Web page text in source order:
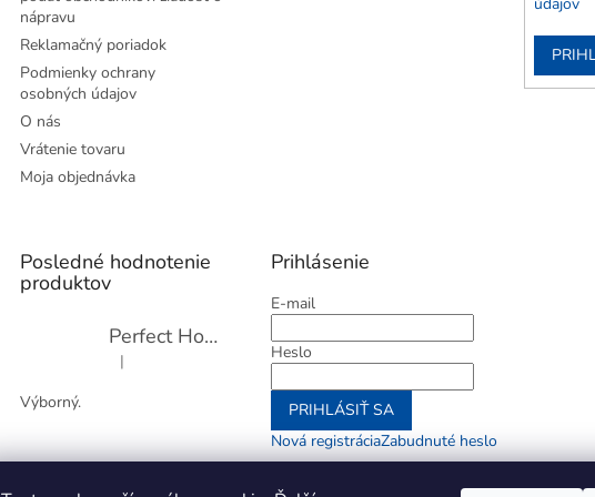
nápravu
Reklamačný poriadok
Podmienky ochrany
osobných údajov
O nás
Vrátenie tovaru
Moja objednávka
Posledné hodnotenie
produktov
Perfect Home Tĺčik na mäso so sekáčikom, 56893
Hodnotenie produktu je 5 z 5 hviezdičiek.
|
Výborný.
Prihlásenie
E-mail
Heslo
PRIHLÁSIŤ SA
Nová registráciaZabudnuté heslo
alebo